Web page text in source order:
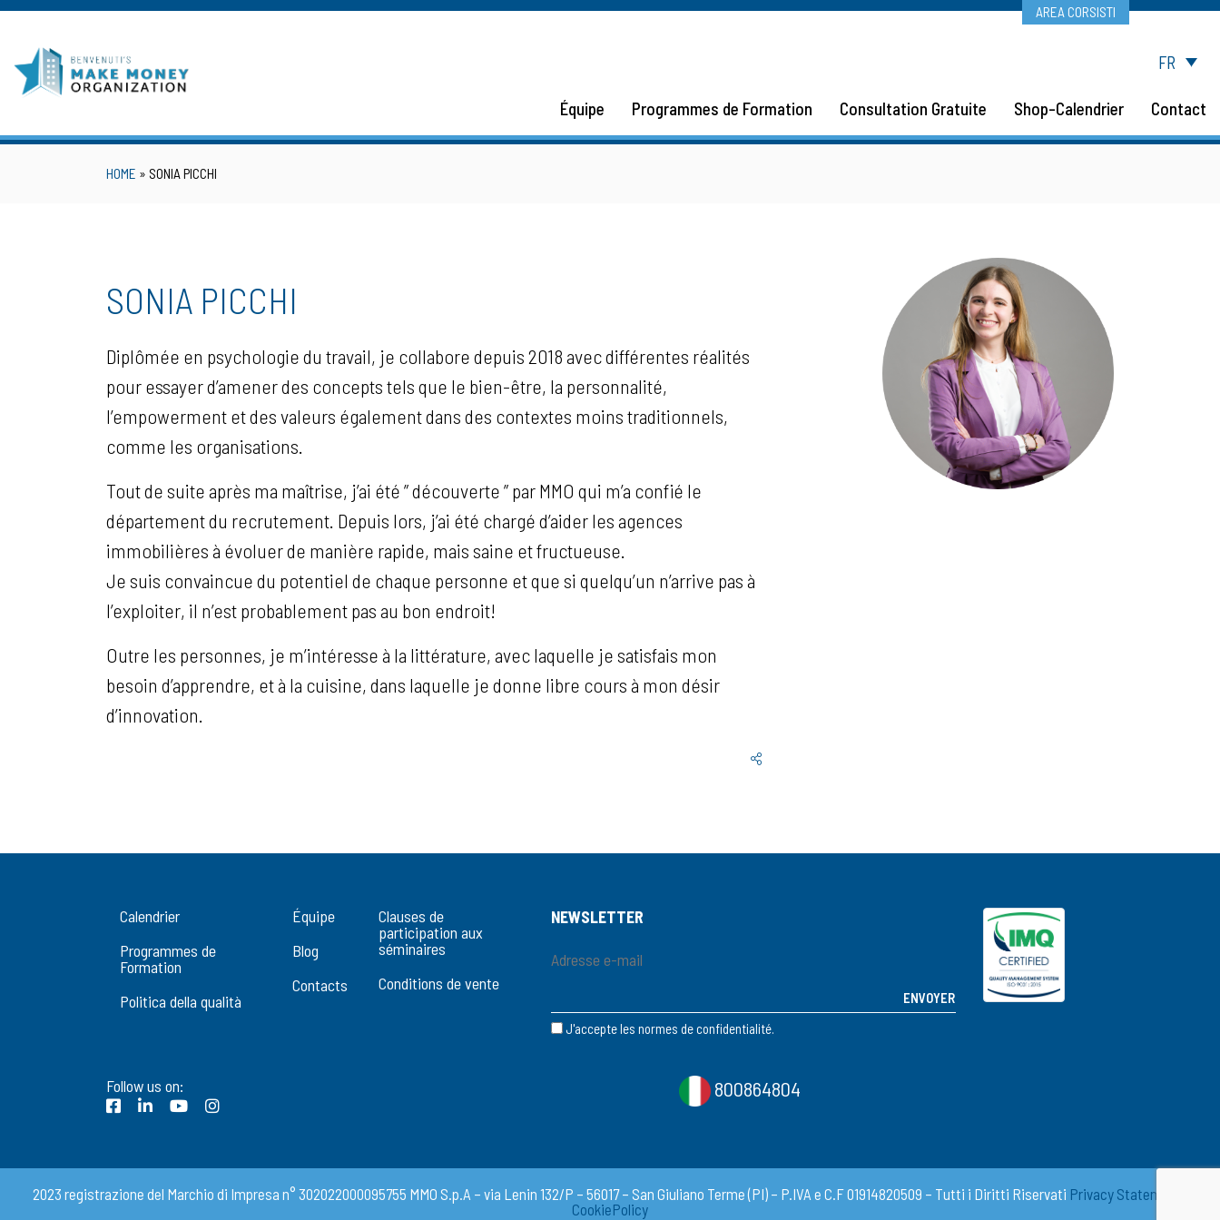
Skip
content
AREA CORSISTI
FR
Équipe Programmes de Formation Consultation Gratuite Shop-Calendrier Contact
HOME » SONIA PICCHI
SONIA PICCHI
Diplômée en psychologie du travail, je collabore depuis 2018 avec différentes réalités
pour essayer d’amener des concepts tels que le bien-être, la personnalité,
l’empowerment et des valeurs également dans des contextes moins traditionnels,
comme les organisations.
Tout de suite après ma maîtrise, j’ai été ” découverte ” par MMO qui m’a confié le
département du recrutement. Depuis lors, j’ai été chargé d’aider les agences
immobilières à évoluer de manière rapide, mais saine et fructueuse.
Je suis convaincue du potentiel de chaque personne et que si quelqu’un n’arrive pas à
l’exploiter, il n’est probablement pas au bon endroit!
Outre les personnes, je m’intéresse à la littérature, avec laquelle je satisfais mon
besoin d’apprendre, et à la cuisine, dans laquelle je donne libre cours à mon désir
d’innovation.
NEWSLETTER
J'accepte les normes de confidentialité.
Calendrier
Programmes de
Formation
Politica della qualità
Équipe
Blog
Contacts
Clauses de
participation aux
séminaires
Conditions de vente
Follow us on: 800864804
2023 registrazione del Marchio di Impresa n° 302022000095755 MMO S.p.A – via Lenin 132/P – 56017 – San Giuliano Terme (PI) – P.IVA e C.F 01914820509 – Tutti i Diritti Riservati Privacy Statement
CookiePolicy